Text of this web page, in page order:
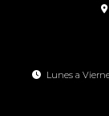
Lunes a